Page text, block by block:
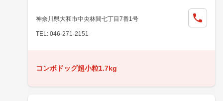
神奈川県大和市中央林間七丁目7番1号
TEL: 046-271-2151
コンボドッグ超小粒1.7kg